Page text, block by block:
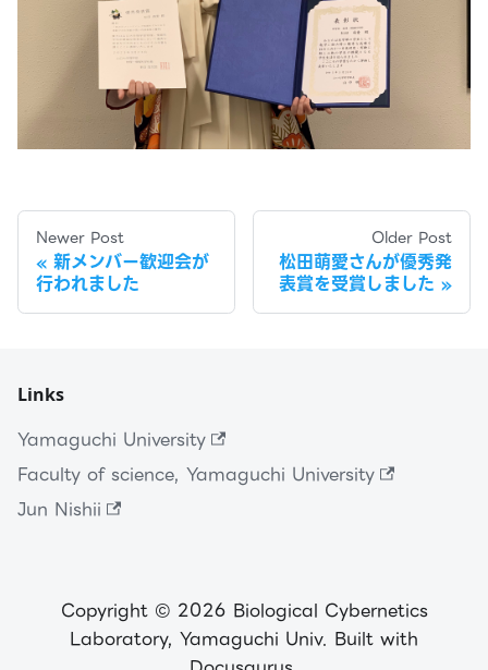
Newer Post
新メンバー歓迎会が
行われました
Older Post
松田萌愛さんが優秀発
表賞を受賞しました
Links
Yamaguchi University
Faculty of science, Yamaguchi University
Jun Nishii
Copyright © 2026 Biological Cybernetics
Laboratory, Yamaguchi Univ. Built with